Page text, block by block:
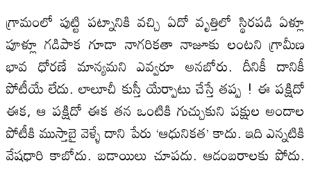
గ్రామంలో పుట్టి పట్నానికి వచ్చి ఏదో వృత్తిలో స్థిరపడి ఏళ్లూ
పూళ్లూ గడిపాక గూడా నాగరికతా నాజూకు లంటని గ్రామీణ
భావ ధోరణే మాన్యమని ఎవ్వరూ అనబోరు. దీనికీ దానికీ
పోటీయే లేదు. లాలూచీ కుస్తీ యేర్పాటు చేస్తే తప్ప ! ఈ పక్షిదో
ఈక, ఆ పక్షిదో ఈక తన ఒంటికి గుచ్చుకుని పక్షుల అందాల
పోటీకి ముస్తాబై వెళ్ళే దాని పేరు ‘ఆధునికత’ కాదు. ఇది ఎన్నటికి
వేషధారి కాబోదు. బడాయిలు చూపదు. ఆడంబరాలకు పోదు.